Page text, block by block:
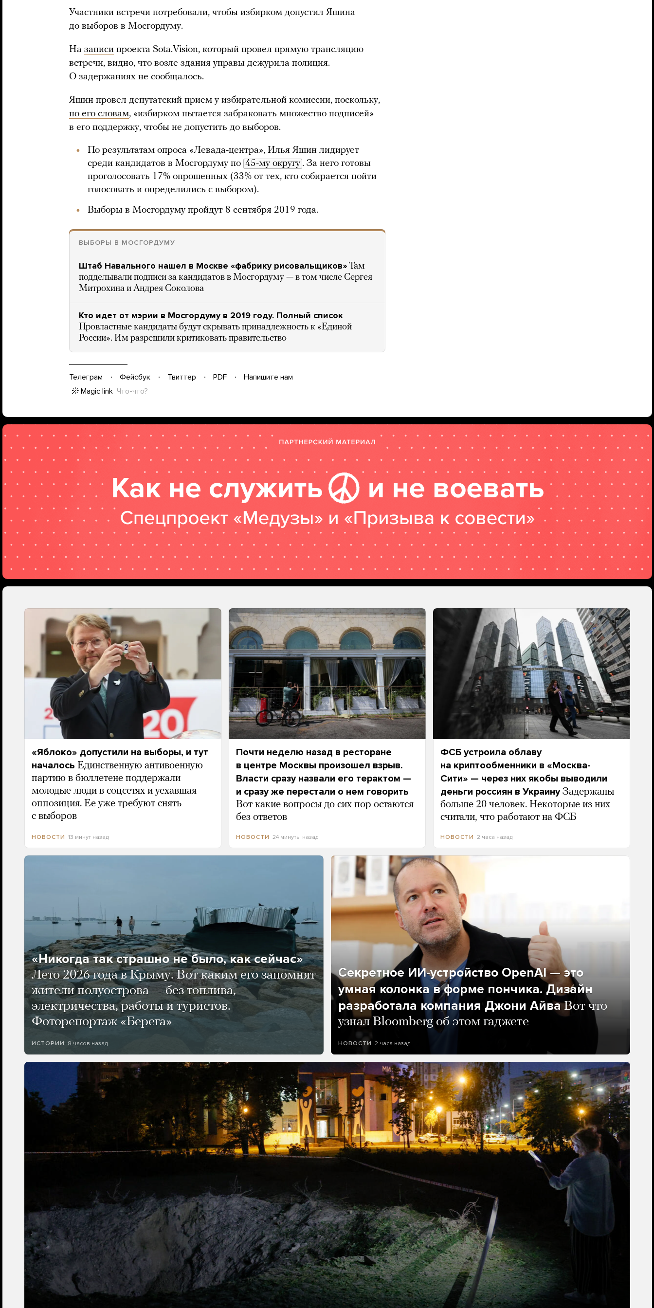
Участники встречи потребовали, чтобы избирком допустил Яшина
до выборов в Мосгордуму.
На записи проекта Sota.Vision, который провел прямую трансляцию
встречи, видно, что возле здания управы дежурила полиция.
О задержаниях не сообщалось.
Яшин провел депутатский прием у избирательной комиссии, поскольку,
по его словам, «избирком пытается забраковать множество подписей»
в его поддержку, чтобы не допустить до выборов.
По результатам опроса «Левада-центра», Илья Яшин лидирует
среди кандидатов в Мосгордуму по 45-му округу . За него готовы
проголосовать 17% опрошенных (33% от тех, кто собирается пойти
голосовать и определились с выбором).
Выборы в Мосгордуму пройдут 8 сентября 2019 года.
ВЫБОРЫ В МОСГОРДУМУ
Штаб Навального нашел в Москве «фабрику рисовальщиков» Там
подделывали подписи за кандидатов в Мосгордуму — в том числе Сергея
Митрохина и Андрея Соколова
Кто идет от мэрии в Мосгордуму в 2019 году. Полный список
Провластные кандидаты будут скрывать принадлежность к «Единой
России». Им разрешили критиковать правительство
Телеграм Фейсбук Твиттер PDF
Напишите нам
Magic link Что-что?
«Яблоко» допустили на выборы, и тут
началось Единственную антивоенную
партию в бюллетене поддержали
молодые люди в соцсетях и уехавшая
оппозиция. Ее уже требуют снять
с выборов
НОВОСТИ 13 минут назад
Почти неделю назад в ресторане
в центре Москвы произошел взрыв.
Власти сразу назвали его терактом —
и сразу же перестали о нем говорить
Вот какие вопросы до сих пор остаются
без ответов
НОВОСТИ 24 минуты назад
ФСБ устроила облаву
на криптообменники в «Москва-
Сити» — через них якобы выводили
деньги россиян в Украину Задержаны
больше 20 человек. Некоторые из них
считали, что работают на ФСБ
НОВОСТИ 2 часа назад
«Никогда так страшно не было, как сейчас»
Лето 2026 года в Крыму. Вот каким его запомнят
жители полуострова — без топлива,
электричества, работы и туристов.
Фоторепортаж «Берега»
ИСТОРИИ 8 часов назад
Секретное ИИ-устройство OpenAI — это
умная колонка в форме пончика. Дизайн
разработала компания Джони Айва Вот что
узнал Bloomberg об этом гаджете
НОВОСТИ 2 часа назад